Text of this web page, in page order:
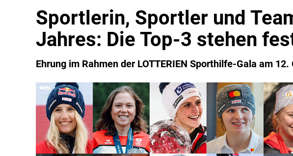
Sportlerin, Sportler und
Jahres: Die Top-3 stehen
Ehrung im Rahmen der LOTTERIEN Sporthilfe-Gala am 12.